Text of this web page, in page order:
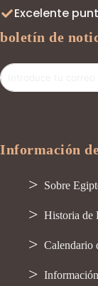
Excelente
boletín de
Información
Sobre
Historia de
Calendario